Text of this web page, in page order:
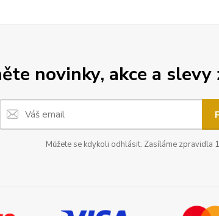
novinky, akce a
Můžete se kdykoli odhlásit. Zasíláme zpravidla